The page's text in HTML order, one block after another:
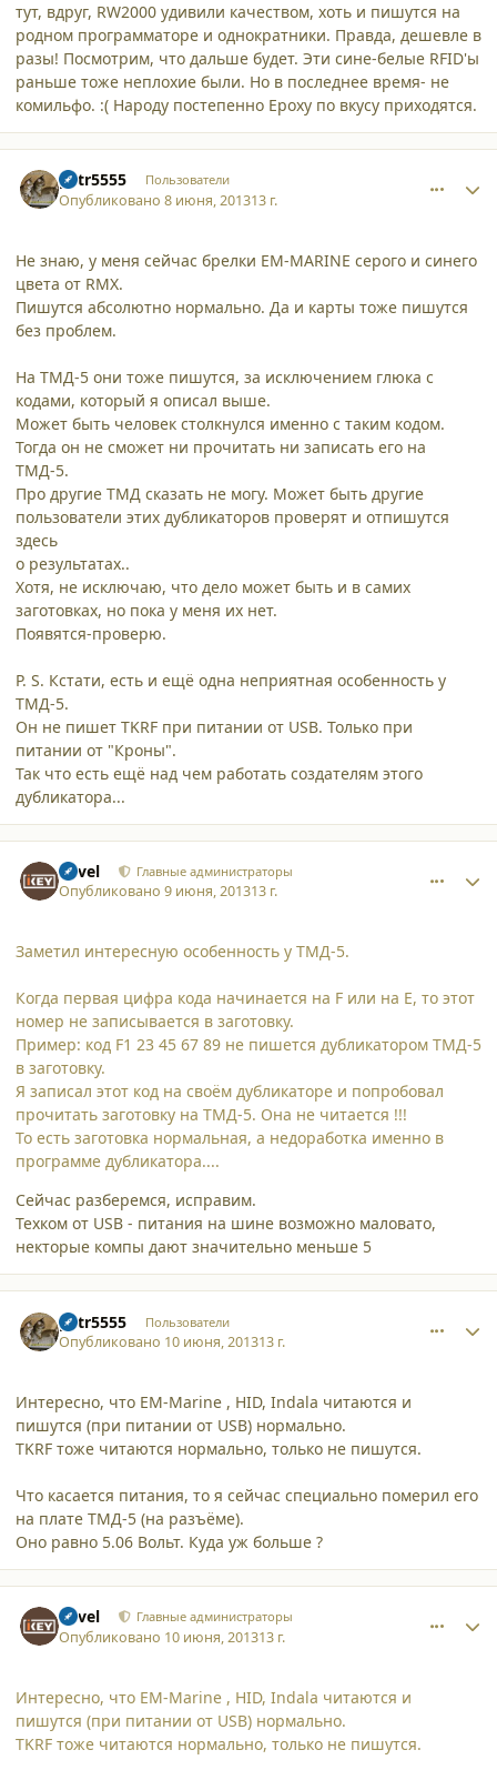
тут, вдруг, RW2000 удивили качеством, хоть и пишутся на
родном программаторе и однократники. Правда, дешевле в
разы! Посмотрим, что дальше будет. Эти сине-белые RFID'ы
раньше тоже неплохие были. Но в последнее время- не
комильфо. :( Народу постепенно Epoxy по вкусу приходятся.
petr5555 Пользователи
Опубликовано8 июня, 201313 г.
Не знаю, у меня сейчас брелки EM-MARINE серого и синего
цвета от RMX.
Пишутся абсолютно нормально. Да и карты тоже пишутся
без проблем.
На ТМД-5 они тоже пишутся, за исключением глюка с
кодами, который я описал выше.
Может быть человек столкнулся именно с таким кодом.
Тогда он не сможет ни прочитать ни записать его на
ТМД-5.
Про другие ТМД сказать не могу. Может быть другие
пользователи этих дубликаторов проверят и отпишутся
здесь
о результатах..
Хотя, не исключаю, что дело может быть и в самих
заготовках, но пока у меня их нет.
Появятся-проверю.
P. S. Кстати, есть и ещё одна неприятная особенность у
ТМД-5.
Он не пишет TKRF при питании от USB. Только при
питании от "Кроны".
Так что есть ещё над чем работать создателям этого
дубликатора...
Pavel Главные администраторы
Опубликовано9 июня, 201313 г.
Заметил интересную особенность у ТМД-5.
Когда первая цифра кода начинается на F или на E, то этот
номер не записывается в заготовку.
Пример: код F1 23 45 67 89 не пишется дубликатором ТМД-5
в заготовку.
Я записал этот код на своём дубликаторе и попробовал
прочитать заготовку на ТМД-5. Она не читается !!!
То есть заготовка нормальная, а недоработка именно в
программе дубликатора....
Сейчас разберемся, исправим.
Техком от USB - питания на шине возможно маловато,
некторые компы дают значительно меньше 5
petr5555 Пользователи
Опубликовано 10 июня, 201313 г.
Интересно, что EM-Marine , HID, Indala читаются и
пишутся (при питании от USB) нормально.
TKRF тоже читаются нормально, только не пишутся.
Что касается питания, то я сейчас специально померил его
на плате ТМД-5 (на разъёме).
Оно равно 5.06 Вольт. Куда уж больше ?
Pavel Главные администраторы
Опубликовано 10 июня, 201313 г.
Интересно, что EM-Marine , HID, Indala читаются и
пишутся (при питании от USB) нормально.
TKRF тоже читаются нормально, только не пишутся.